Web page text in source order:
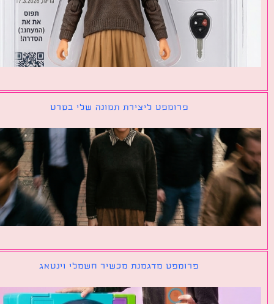
פרומפט ליצירת תמונה שלי בסרט
פרומפט מדגמנת מכשיר חשמלי וינטאג